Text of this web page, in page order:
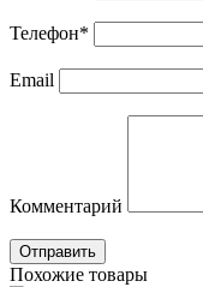
Телефон*
Email
Комментарий
Отправить
Похожие товары